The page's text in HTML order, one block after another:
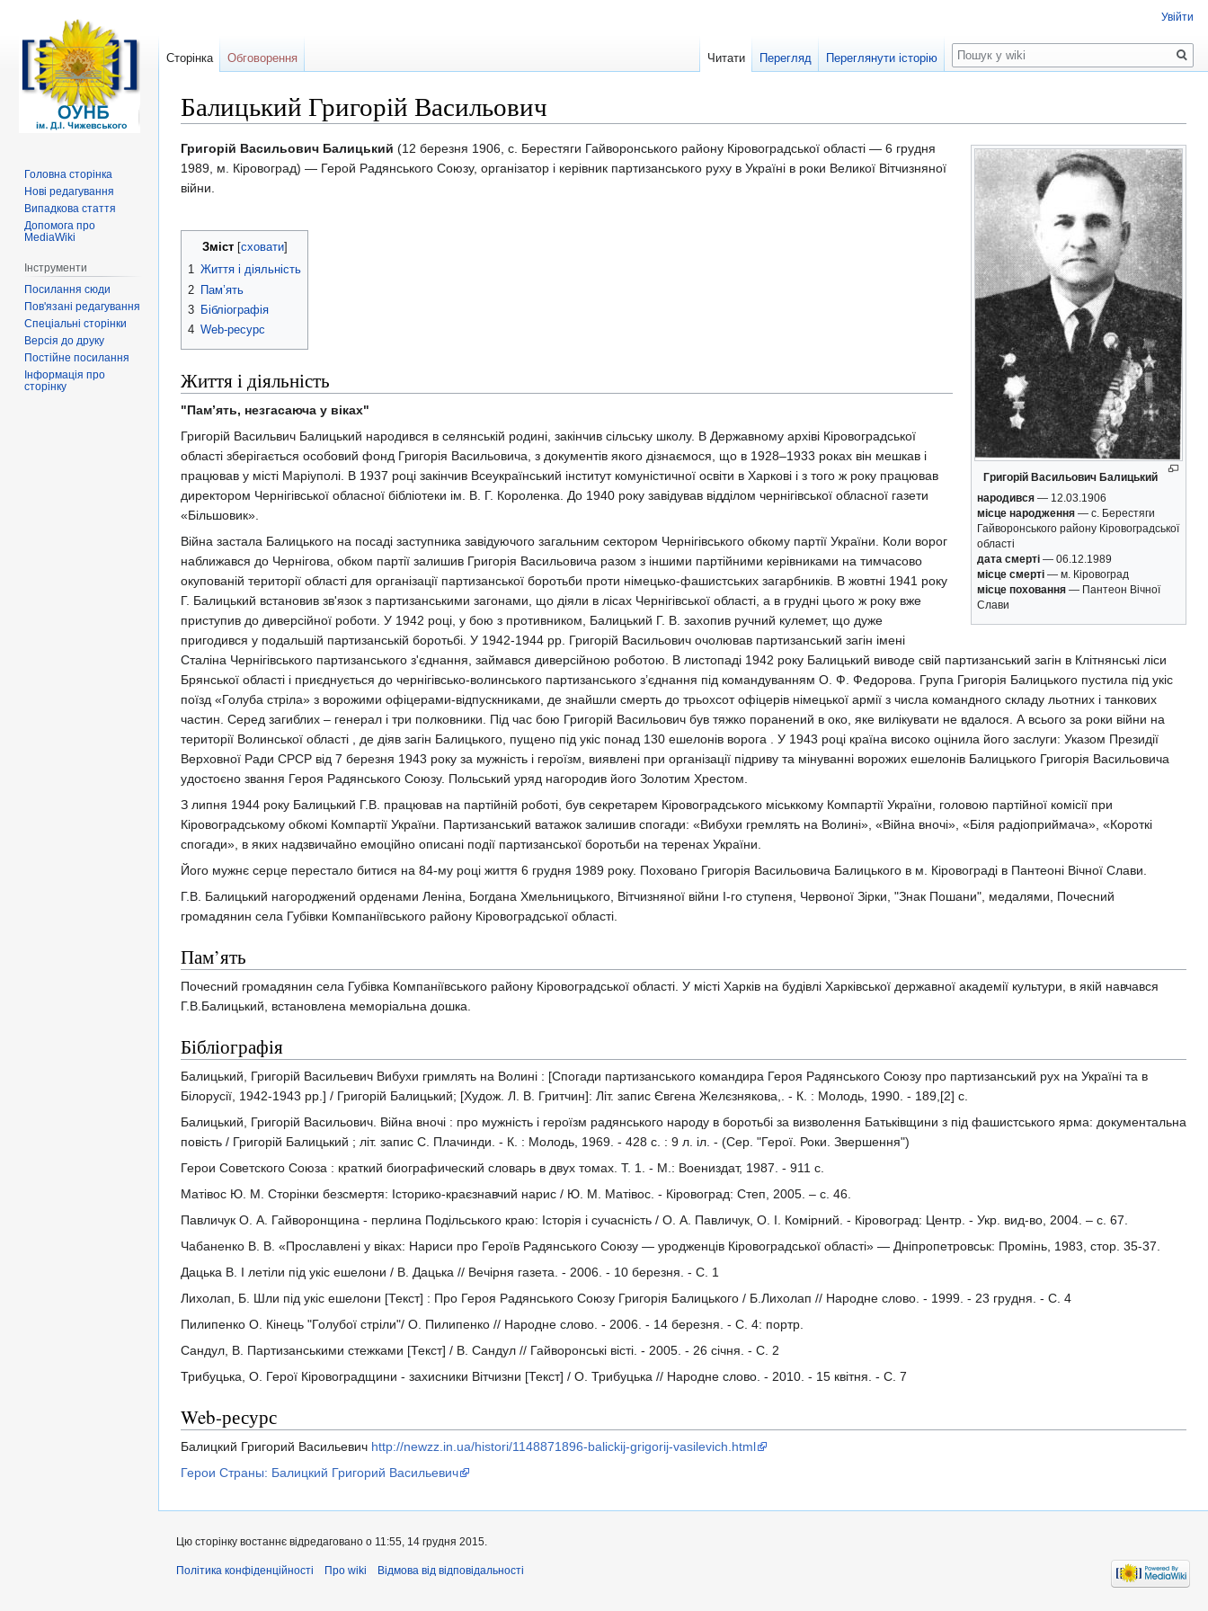
Балицький Григорій Васильович
Перейти
до
навігації
Перейти
до
пошуку
Григорій Васильович Балицький
народився — 12.03.1906
місце народження — с. Берестяги
Гайворонського району Кіровоградської
області
дата смерті — 06.12.1989
місце смерті — м. Кіровоград
місце поховання — Пантеон Вічної
Слави
Григорій Васильович Балицький (12 березня 1906, с. Берестяги Гайворонського району Кіровоградської області — 6 грудня
1989, м. Кіровоград) — Герой Радянського Союзу, організатор і керівник партизанського руху в Україні в роки Великої Вітчизняної
війни.
Зміст
1 Життя і діяльність
2 Пам’ять
3 Бібліографія
4 Web-ресурс
Життя і діяльність
"Пам’ять, незгасаюча у віках"
Григорій Васильвич Балицький народився в селянській родині, закінчив сільську школу. В Державному архіві Кіровоградської
області зберігається особовий фонд Григорія Васильовича, з документів якого дізнаємося, що в 1928–1933 роках він мешкав і
працював у місті Маріуполі. В 1937 році закінчив Всеукраїнський інститут комуністичної освіти в Харкові і з того ж року працював
директором Чернігівської обласної бібліотеки ім. В. Г. Короленка. До 1940 року завідував відділом чернігівської обласної газети
«Більшовик».
Війна застала Балицького на посаді заступника завідуючого загальним сектором Чернігівського обкому партії України. Коли ворог
наближався до Чернігова, обком партії залишив Григорія Васильовича разом з іншими партійними керівниками на тимчасово
окупованій території області для організації партизанської боротьби проти німецько-фашистських загарбників. В жовтні 1941 року
Г. Балицький встановив зв'язок з партизанськими загонами, що діяли в лісах Чернігівської області, а в грудні цього ж року вже
приступив до диверсійної роботи. У 1942 році, у бою з противником, Балицький Г. В. захопив ручний кулемет, що дуже
пригодився у подальшій партизанській боротьбі. У 1942-1944 рр. Григорій Васильович очолював партизанський загін імені
Сталіна Чернігівського партизанського з'єднання, займався диверсійною роботою. В листопаді 1942 року Балицький виводе свій партизанський загін в Клітнянські ліси
Брянської області і приєднується до чернігівсько-волинського партизанського з’єднання під командуванням О. Ф. Федорова. Група Григорія Балицького пустила під укіс
поїзд «Голуба стріла» з ворожими офіцерами-відпускниками, де знайшли смерть до трьохсот офіцерів німецької армії з числа командного складу льотних і танкових
частин. Серед загиблих – генерал і три полковники. Під час бою Григорій Васильович був тяжко поранений в око, яке вилікувати не вдалося. А всього за роки війни на
території Волинської області , де діяв загін Балицького, пущено під укіс понад 130 ешелонів ворога . У 1943 році країна високо оцінила його заслуги: Указом Президії
Верховної Ради СРСР від 7 березня 1943 року за мужність і героїзм, виявлені при організації підриву та мінуванні ворожих ешелонів Балицького Григорія Васильовича
удостоєно звання Героя Радянського Союзу. Польський уряд нагородив його Золотим Хрестом.
З липня 1944 року Балицький Г.В. працював на партійній роботі, був секретарем Кіровоградського міськкому Компартії України, головою партійної комісії при
Кіровоградському обкомі Компартії України. Партизанський ватажок залишив спогади: «Вибухи гремлять на Волині», «Війна вночі», «Біля радіоприймача», «Короткі
спогади», в яких надзвичайно емоційно описані події партизанської боротьби на теренах України.
Його мужнє серце перестало битися на 84-му році життя 6 грудня 1989 року. Поховано Григорія Васильовича Балицького в м. Кіровограді в Пантеоні Вічної Слави.
Г.В. Балицький нагороджений орденами Леніна, Богдана Хмельницького, Вітчизняної війни І-го ступеня, Червоної Зірки, "Знак Пошани", медалями, Почесний
громадянин села Губівки Компаніївського району Кіровоградської області.
Пам’ять
Почесний громадянин села Губівка Компаніївського району Кіровоградської області. У місті Харків на будівлі Харківської державної академії культури, в якій навчався
Г.В.Балицький, встановлена меморіальна дошка.
Бібліографія
Балицький, Григорій Васильевич Вибухи гримлять на Волині : [Спогади партизанського командира Героя Радянського Союзу про партизанський рух на Україні та в
Білорусії, 1942-1943 рр.] / Григорій Балицький; [Худож. Л. В. Гритчин]: Літ. запис Євгена Желєзнякова,. - К. : Молодь, 1990. - 189,[2] с.
Балицький, Григорій Васильович. Війна вночі : про мужність і героїзм радянського народу в боротьбі за визволення Батьківщини з під фашистського ярма: документальна
повість / Григорій Балицький ; літ. запис С. Плачинди. - К. : Молодь, 1969. - 428 с. : 9 л. іл. - (Сер. "Герої. Роки. Звершення")
Герои Советского Союза : краткий биографический словарь в двух томах. Т. 1. - М.: Воениздат, 1987. - 911 с.
Матівос Ю. М. Сторінки безсмертя: Історико-краєзнавчий нарис / Ю. М. Матівос. - Кіровоград: Степ, 2005. – с. 46.
Павличук О. А. Гайворонщина - перлина Подільського краю: Історія і сучасність / О. А. Павличук, О. І. Комірний. - Кіровоград: Центр. - Укр. вид-во, 2004. – с. 67.
Чабаненко В. В. «Прославлені у віках: Нариси про Героїв Радянського Союзу — уродженців Кіровоградської області» — Дніпропетровськ: Промінь, 1983, стор. 35-37.
Дацька В. І летіли під укіс ешелони / В. Дацька // Вечірня газета. - 2006. - 10 березня. - С. 1
Лихолап, Б. Шли під укіс ешелони [Текст] : Про Героя Радянського Союзу Григорія Балицького / Б.Лихолап // Народне слово. - 1999. - 23 грудня. - С. 4
Пилипенко О. Кінець "Голубої стріли"/ О. Пилипенко // Народне слово. - 2006. - 14 березня. - С. 4: портр.
Сандул, В. Партизанськими стежками [Текст] / В. Сандул // Гайворонські вісті. - 2005. - 26 січня. - С. 2
Трибуцька, О. Герої Кіровоградщини - захисники Вітчизни [Текст] / О. Трибуцька // Народне слово. - 2010. - 15 квітня. - С. 7
Web-ресурс
Балицкий Григорий Васильевич http://newzz.in.ua/histori/1148871896-balickij-grigorij-vasilevich.html
Герои Страны: Балицкий Григорий Васильевич
Увійти
Сторінка Обговорення Читати Перегляд Переглянути історію
Пошук
Головна сторінка
Нові редагування
Випадкова стаття
Допомога про
MediaWiki
Інструменти
Посилання сюди
Пов'язані редагування
Спеціальні сторінки
Версія до друку
Постійне посилання
Інформація про
сторінку
Цю сторінку востаннє відредаговано о 11:55, 14 грудня 2015.
Політика конфіденційності Про wiki Відмова від відповідальності